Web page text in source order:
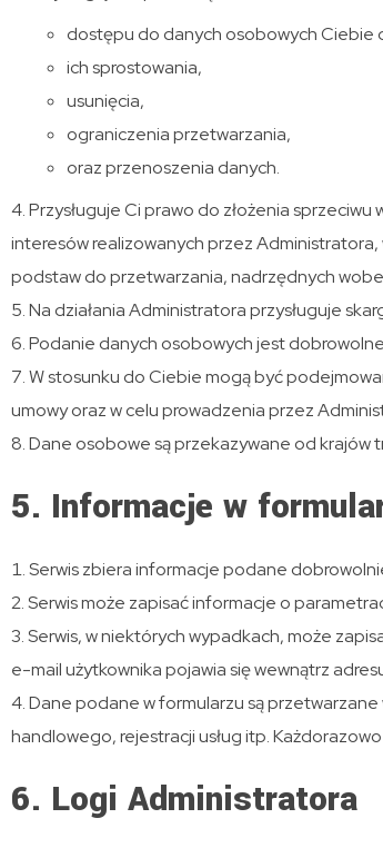
dostępu do danych osobowych Ciebie
ich sprostowania,
usunięcia,
ograniczenia przetwarzania,
oraz przenoszenia danych.
Przysługuje Ci prawo do złożenia
interesów realizowanych przez
podstaw do przetwarzania, nadrzędnych
Na działania Administratora przysługuje
Podanie danych osobowych jest
W stosunku do Ciebie mogą być
umowy oraz w celu prowadzenia przez
Dane osobowe są przekazywane od krajów
5. Informacje w
Serwis zbiera informacje podane
Serwis może zapisać informacje o
Serwis, w niektórych wypadkach, może
e-mail użytkownika pojawia się wewnątrz
Dane podane w formularzu są
handlowego, rejestracji usług itp.
6. Logi Administratora